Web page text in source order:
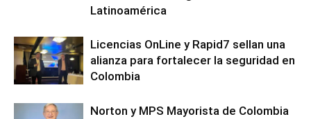
Latinoamérica
Licencias OnLine y Rapid7 sellan una
alianza para fortalecer la seguridad en
Colombia
Norton y MPS Mayorista de Colombia